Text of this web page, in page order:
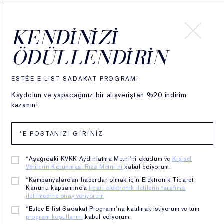
QUIZ
Bayan Estée Lauder; sabrıyla, cesaretiyle ve
bugün hala sevgiyle bahsettiğimiz efsanevi
anılarıyla biliniyor! Doğru cevapları bulabilir
misin?
Şimdi Quiz'i tamamla!
KENDINIZI
ÖDÜLLENDIRIN
ESTÉE E-LIST SADAKAT PROGRAMI
Kaydolun ve yapacağınız bir alışverişten %20 indirim
kazanın!
*Aşağıdaki KVKK Aydınlatma Metni'ni okudum ve Kişisel
Verilerin Korunması Rıza Metni’ni kabul ediyorum.
*Kampanyalardan haberdar olmak için Elektronik Ticaret
Kanunu kapsamında ticari elektronik iletilerin tarafıma
iletilmesine onay veriyorum
*Estee E-list Sadakat Programı’na katılmak istiyorum ve tüm
program koşullarını kabul ediyorum.